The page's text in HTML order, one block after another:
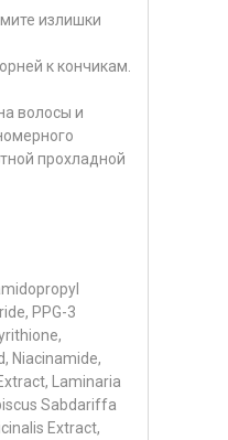
излишки
к кончикам.
волосы и
прохладной
PPG-3
Niacinamide,
Laminaria
Sabdariffa
Extract,